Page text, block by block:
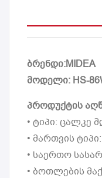
ბრენდი:MIDEA
მოდელი: HS-
პროდუქტის
• ტიპი: ცალკე
• მართვის
• საერთო
• ბოთლების